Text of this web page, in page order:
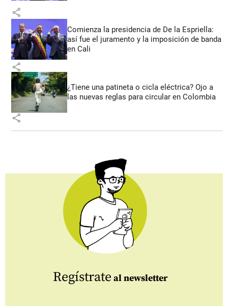
share
Comienza la presidencia de De la Espriella:
así fue el juramento y la imposición de banda
en Cali
share
¿Tiene una patineta o cicla eléctrica? Ojo a
las nuevas reglas para circular en Colombia
share
Regístrate al newsletter